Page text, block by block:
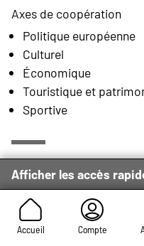
Accueil Compte
Afficher les accès
Axes de coopération
Politique européenne
Culturel
Économique
Touristique et
Sportive
Norwich et Rouen ont
toutes deux été
de Guillaume le